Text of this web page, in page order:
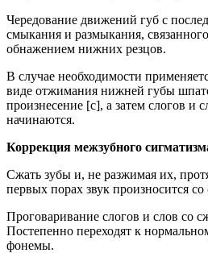
Чередование движений губ с
смыкания и размыкания,
обнажением нижних резцов.
В случае необходимости
виде отжимания нижней губы
произнесение [с], а затем слогов и
начинаются.
Коррекция межзубного
Сжать зубы и, не разжимая их,
первых порах звук произносится
Проговаривание слогов и слов со
Постепенно переходят к
фонемы.